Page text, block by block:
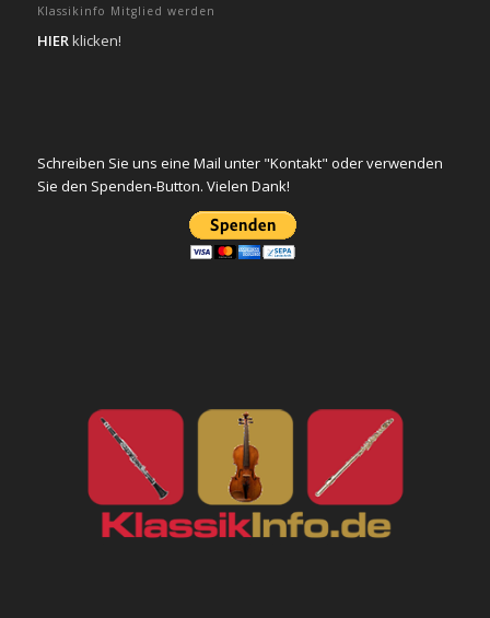
Klassikinfo Mitglied werden
HIERklicken!
Schreiben Sie uns eine Mail unter "Kontakt" oder verwenden
Sie den Spenden-Button. Vielen Dank!